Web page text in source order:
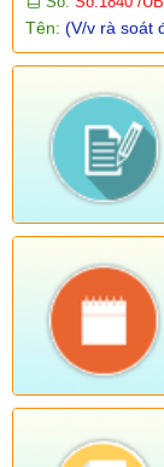
quy định tại Điều
Ngày ban hành:
(Mời dự Hội
Ngày ban hành:
Số: Số: 1836/
(V/v triển
Nghị định số
chống lãng phí.)
Ngày ban hành:
Số: Số: 1839/
Tên:
(KẾ
tháng cuối năm
Ngày ban hành:
(KẾ